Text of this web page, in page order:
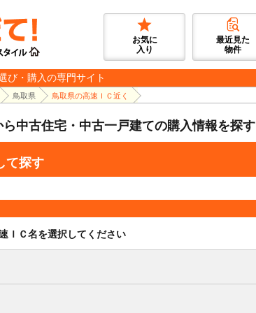
お気に
入り
最近見た
物件
び・購入の専門サイト
鳥取県 鳥取県の高速ＩＣ近く
中古住宅・中古一戸建ての購入情報を探す
て探す
ＩＣ名を選択してください